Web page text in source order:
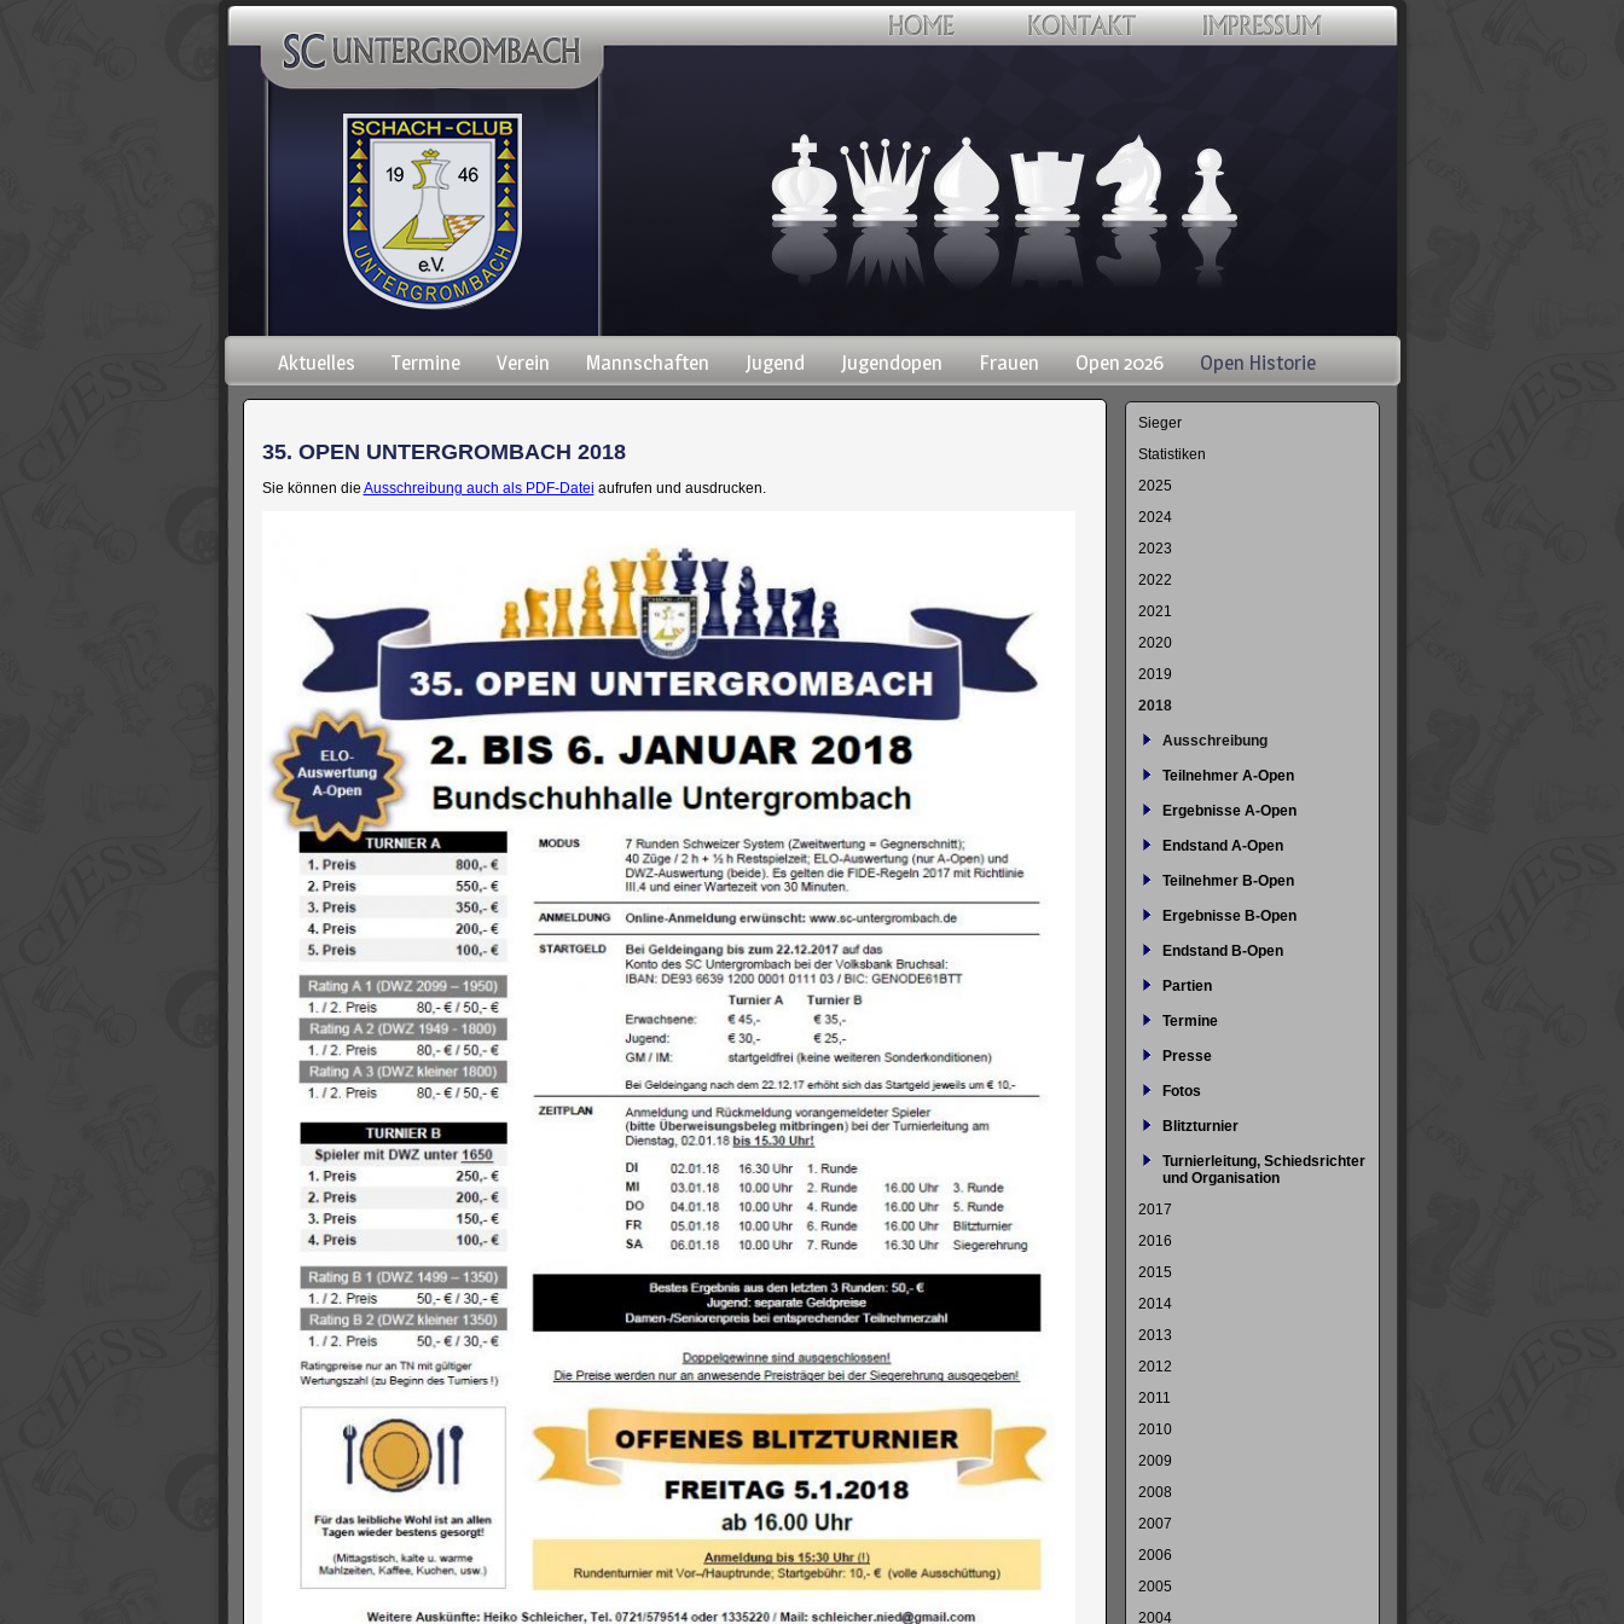
Navigation
überspringen
Aktuelles Termine Verein Mannschaften Jugend Jugendopen Frauen Open 2026 Open Historie
35. OPEN UNTERGROMBACH 2018
Sie können die Ausschreibung auch als PDF-Datei aufrufen und ausdrucken.
Navigation
Sieger
Statistiken
2025
2024
2023
2022
2021
2020
2019
2018
Ausschreibung
Teilnehmer A-Open
Ergebnisse A-Open
Endstand A-Open
Teilnehmer B-Open
Ergebnisse B-Open
Endstand B-Open
Partien
Termine
Presse
Fotos
Blitzturnier
Turnierleitung, Schiedsrichter
und Organisation
2017
2016
2015
2014
2013
2012
2011
2010
2009
2008
2007
2006
2005
2004